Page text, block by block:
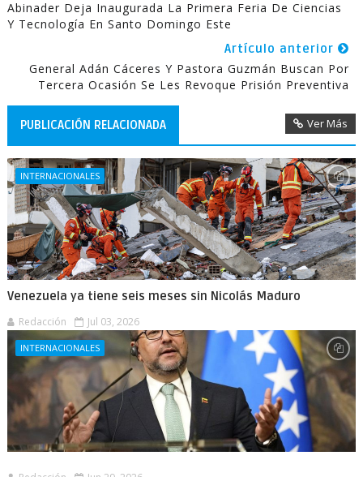
Abinader Deja Inaugurada La Primera Feria De Ciencias
Y Tecnología En Santo Domingo Este
Artículo anterior
General Adán Cáceres Y Pastora Guzmán Buscan Por
Tercera Ocasión Se Les Revoque Prisión Preventiva
PUBLICACIÓN RELACIONADA Ver Más
INTERNACIONALES
Venezuela ya tiene seis meses sin Nicolás Maduro
Redacción Jul 03, 2026
INTERNACIONALES